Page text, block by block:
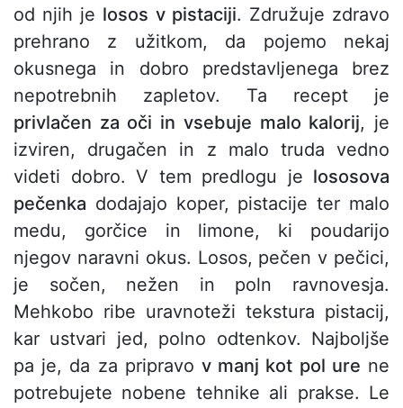
od njih je losos v pistaciji. Združuje zdravo
prehrano z užitkom, da pojemo nekaj
okusnega in dobro predstavljenega brez
nepotrebnih zapletov. Ta recept je
privlačen za oči in vsebuje malo kalorij, je
izviren, drugačen in z malo truda vedno
videti dobro. V tem predlogu je lososova
pečenka dodajajo koper, pistacije ter malo
medu, gorčice in limone, ki poudarijo
njegov naravni okus. Losos, pečen v pečici,
je sočen, nežen in poln ravnovesja.
Mehkobo ribe uravnoteži tekstura pistacij,
kar ustvari jed, polno odtenkov. Najboljše
pa je, da za pripravo v manj kot pol ure ne
potrebujete nobene tehnike ali prakse. Le